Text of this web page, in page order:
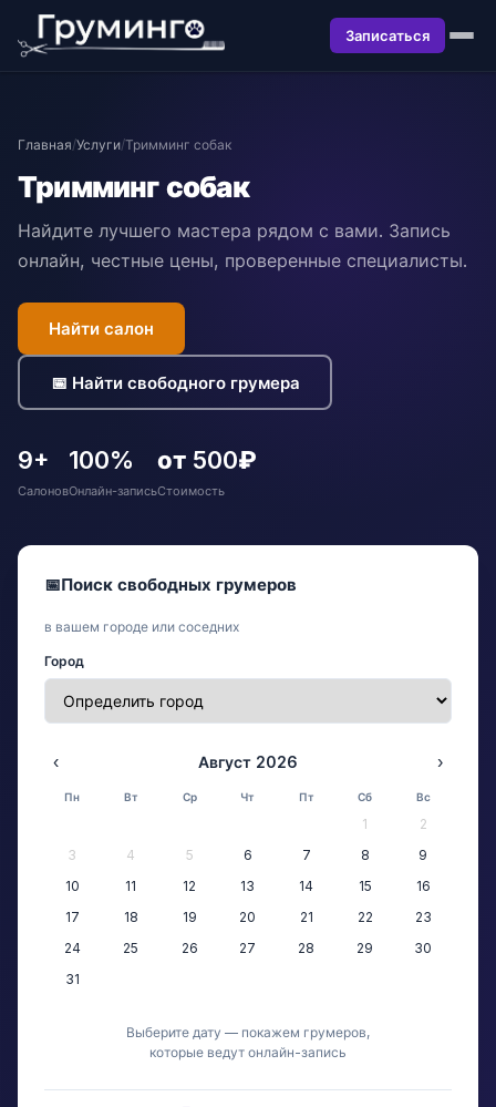
Записаться
Главная/Услуги/Тримминг собак
Тримминг собак
Найдите лучшего мастера рядом с вами. Запись
онлайн, честные цены, проверенные специалисты.
Найти салон
📅 Найти свободного грумера
9+
Салонов
100%
Онлайн-запись
от 500₽
Стоимость
📅Поиск свободных грумеров
в вашем городе или соседних
Город
‹ Август 2026 ›
Пн Вт Ср Чт Пт Сб Вс
1
2
3
4 5 6 7 8
9
10
11 12 13 14 15
16
17
18 19 20 21 22
23
24
25 26 27 28 29
30
31
Выберите дату — покажем грумеров,
которые ведут онлайн-запись